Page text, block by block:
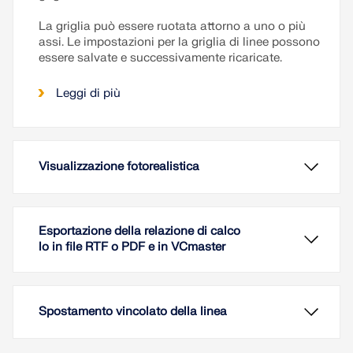
La griglia può essere ruotata attorno a uno o più
assi. Le impostazioni per la griglia di linee possono
essere salvate e successivamente ricaricate.
Leggi di più
Visualizzazione fotorealistica
Esportazione della relazione di calco
lo in file RTF o PDF e in VCmaster
Spostamento vincolato della linea